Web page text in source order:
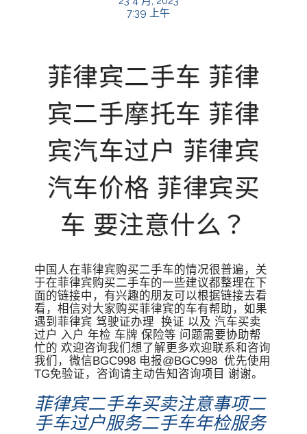
7:39 上午
菲律宾二手车 菲律
宾二手摩托车 菲律
宾汽车过户 菲律宾
汽车价格 菲律宾买
车 要注意什么？
中国人在菲律宾购买二手车的情况很普遍，关
于在菲律宾购买二手车的一些建议都整理在下
面的链接中，有兴趣的朋友可以根据链接去看
看，相信对大家购买菲律宾的车有帮助，如果
遇到菲律宾 驾驶证办理 换证 以及 汽车买卖
过户 入户 年检 车牌 保险等 问题需要协助帮
忙的 欢迎咨询我们想了解更多欢迎联系和咨询
我们，微信BGC998 电报@BGC998 优先使用
TG免验证，咨询请主动告知咨询项目 谢谢。
菲律宾二手车买卖注意事项二
手车过户服务二手车年检服务